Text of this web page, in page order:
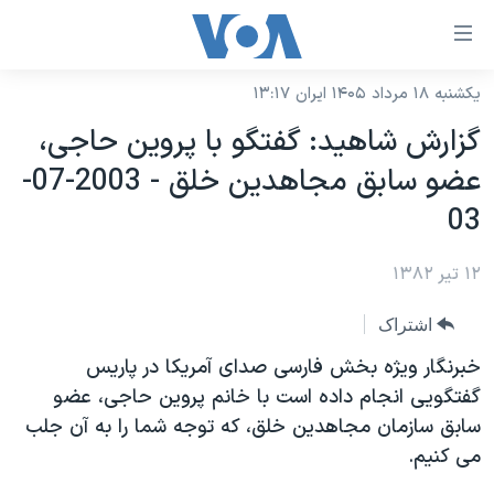
لینکهای
دسترسی
جهش
محتوای
اصلی
صفحه
جهش
به
جستجو
نسخه سبک وب‌سایت
موضوع ها
آمریکا
جهان
ورزشی
گزیده‌ها
ویژه برنامه‌ها
ویدیوها
برنامه های تلویزیونی
جدول برنامه ها
صفحه‌های ویژه
جام جهانی ۲۰۲۶
عملیات خشم حماسی
۲۵۰سالگی آمریکا
بایگانی برنامه‌های تلویزیونی
فرکانس‌های صدای آمریکا
پخش رادیویی
یادگیری زبان انگلیسی
یکشنبه ۱۸ مرداد ۱۴۰۵ ایران ۱۳:۱۷
گزارش شاهيد: گفتگو با پروين حاجی،
عضو سابق مجاهدين خلق - 2003-07-
03
۱۲ تیر ۱۳۸۲
اشتراک
خبرنگار ويژه بخش فارسی صدای آمريکا در پاريس
گفتگويی انجام داده است با خانم پروين حاجی، عضو
سابق سازمان مجاهدين خلق، که توجه شما را به آن جلب
می کنيم.